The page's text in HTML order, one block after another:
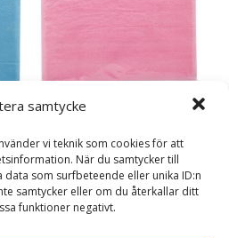
samtycke
vi teknik som cookies för att
När du samtycker till
data som surfbeteende eller unika ID:n
samtycker eller om du återkallar ditt
funktioner negativt.
Servetter rosa, 20p
29 kr
Läs mera här